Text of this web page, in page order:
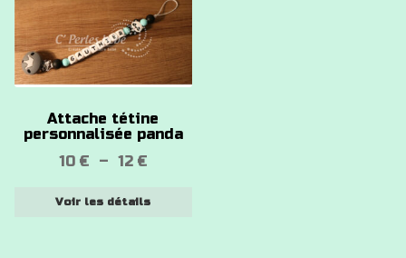
Attache tétine
personnalisée panda
10 € – 12 €Plage
prix :
Voir les détails
a
plusieurs
variations.
Les
peuvent
être
choisies